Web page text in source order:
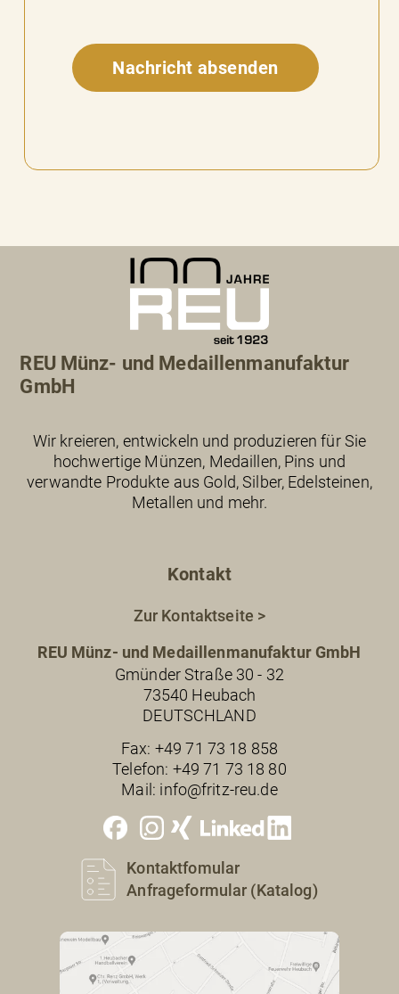
REU Münz- und Medaillenmanufaktur
GmbH
Wir kreieren, entwickeln und produzieren für Sie
hochwertige Münzen, Medaillen, Pins und
verwandte Produkte aus Gold, Silber, Edelsteinen,
Metallen und mehr.
Kontakt
Zur Kontaktseite >
REU Münz- und Medaillenmanufaktur GmbH
Gmünder Straße 30 - 32
73540 Heubach
DEUTSCHLAND
Fax: +49 71 73 18 858
Telefon: +49 71 73 18 80
Mail: info@fritz-reu.de
Kontaktfomular
Anfrageformular (Katalog)